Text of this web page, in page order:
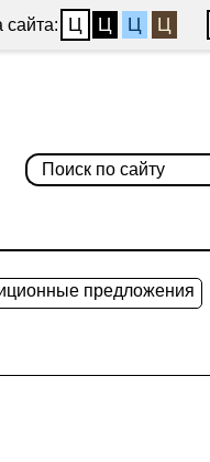
сайта: Ц Ц Ц Ц
предложения